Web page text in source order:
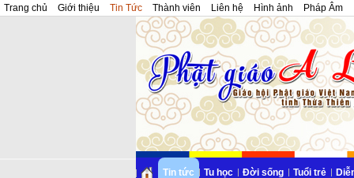
Trang chủ Giới thiệu Tin Tức Thành viên Liên hệ Hình ảnh Pháp Âm
Tin tức Tu học Đời sống Tuổi trẻ